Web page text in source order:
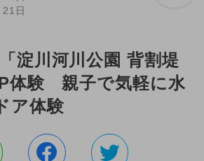
日
淀川河川公園 背割堤
体験 親子で気軽に水
ア体験